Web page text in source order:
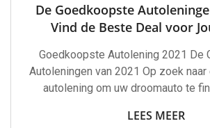
De Goedkoopste
Vind de Beste Deal voor
Goedkoopste Autolening 2021 De
Autoleningen van 2021 Op zoek
autolening om uw droomauto te
LEES MEER